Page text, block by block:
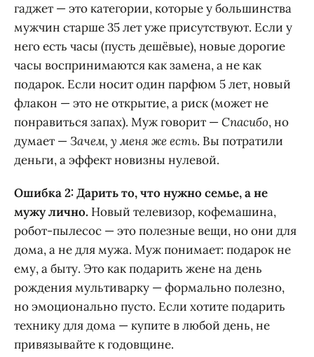
гаджет — это категории, которые у большинства
мужчин старше 35 лет уже присутствуют. Если у
него есть часы (пусть дешёвые), новые дорогие
часы воспринимаются как замена, а не как
подарок. Если носит один парфюм 5 лет, новый
флакон — это не открытие, а риск (может не
понравиться запах). Муж говорит —Спасибо, но
думает —Зачем, у меня же есть. Вы потратили
деньги, а эффект новизны нулевой.
Ошибка 2: Дарить то, что нужно семье, а не
мужу лично. Новый телевизор, кофемашина,
робот-пылесос — это полезные вещи, но они для
дома, а не для мужа. Муж понимает: подарок не
ему, а быту. Это как подарить жене на день
рождения мультиварку — формально полезно,
но эмоционально пусто. Если хотите подарить
технику для дома — купите в любой день, не
привязывайте к годовщине.